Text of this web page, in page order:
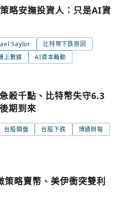
略安撫投資人：只是AI資
Saylor
比特幣下跌原因
上數據 AI資本輪動
殺千點、比特幣失守6.3
期到來
台股開盤 台股下跌
博通財報
略賣幣、美伊衝突雙利
閉按鈕或空白處，即可回到加密
城市